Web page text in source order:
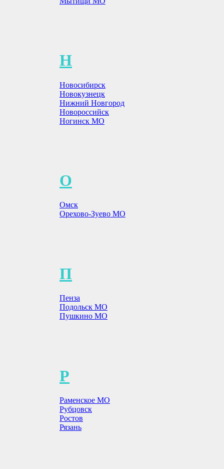
Н
Новосибирск
Новокузнецк
Нижний Новгород
Новороссийск
Ногинск МО
О
Омск
Орехово-Зуево МО
П
Пенза
Подольск МО
Пушкино МО
Р
Раменское МО
Рубцовск
Ростов
Рязань